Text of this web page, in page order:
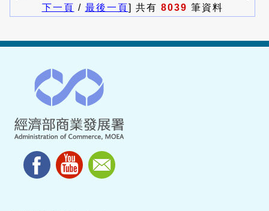
下一頁 / 最後一頁] 共有 8039 筆資料